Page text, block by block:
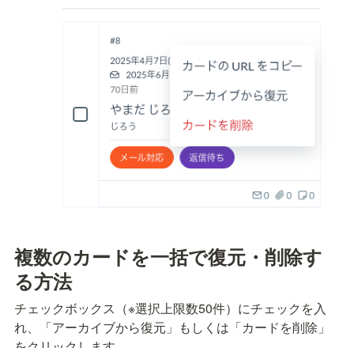
複数のカードを一括で復元・削除す
る方法
チェックボックス（※選択上限数50件）にチェックを入
れ、「アーカイブから復元」もしくは「カードを削除」